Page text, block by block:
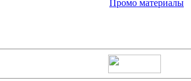
Промо материалы